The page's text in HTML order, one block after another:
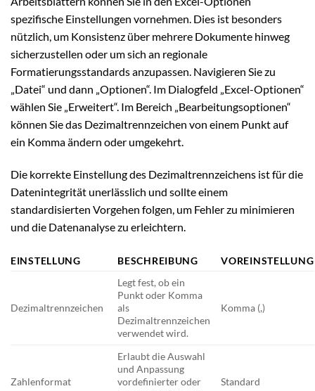
spezifische Einstellungen vornehmen. Dies ist besonders
nützlich, um Konsistenz über mehrere Dokumente hinweg
sicherzustellen oder um sich an regionale
Formatierungsstandards anzupassen. Navigieren Sie zu
„Datei“ und dann „Optionen“. Im Dialogfeld „Excel-Optionen“
wählen Sie „Erweitert“. Im Bereich „Bearbeitungsoptionen“
können Sie das Dezimaltrennzeichen von einem Punkt auf
ein Komma ändern oder umgekehrt.
Die korrekte Einstellung des Dezimaltrennzeichens ist für die
Datenintegrität unerlässlich und sollte einem
standardisierten Vorgehen folgen, um Fehler zu minimieren
und die Datenanalyse zu erleichtern.
EINSTELLUNG BESCHREIBUNG VOREINSTELLUNG
Dezimaltrennzeichen
Legt fest, ob ein
Punkt oder Komma
als
Dezimaltrennzeichen
verwendet wird.
Komma (,)
Zahlenformat
Erlaubt die Auswahl
und Anpassung
vordefinierter oder
Standard